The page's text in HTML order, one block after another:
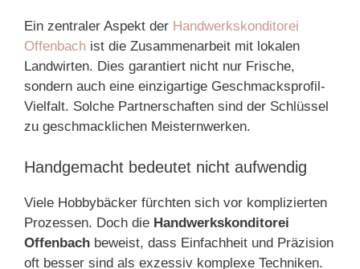
Ein zentraler Aspekt der Handwerkskonditorei
Offenbach ist die Zusammenarbeit mit lokalen
Landwirten. Dies garantiert nicht nur Frische,
sondern auch eine einzigartige Geschmacksprofil-
Vielfalt. Solche Partnerschaften sind der Schlüssel
zu geschmacklichen Meisternwerken.
Handgemacht bedeutet nicht aufwendig
Viele Hobbybäcker fürchten sich vor komplizierten
Prozessen. Doch die Handwerkskonditorei
Offenbach beweist, dass Einfachheit und Präzision
oft besser sind als exzessiv komplexe Techniken.